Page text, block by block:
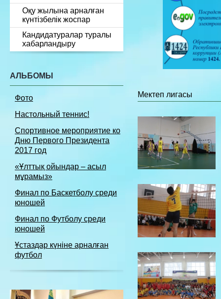
Оқу жылына арналған
күнтізбелік жоспар
Кандидатуралар туралы
хабарландыру
АЛЬБОМЫ
Фото
Настольный теннис!
Спортивное мероприятие ко
Дню Первого Президента
2017 год
«Ұлттық ойындар – асыл
мұрамыз»
Финал по Баскетболу среди
юношей
Финал по Футболу среди
юношей
Ұстаздар күніне арналған
футбол
Мектеп лигасы